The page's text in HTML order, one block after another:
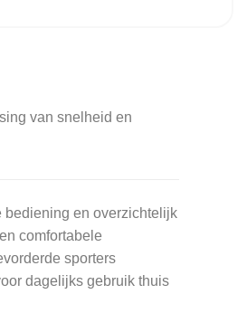
van snelheid en
bediening en overzichtelijk
comfortabele
sporters
dagelijks gebruik thuis